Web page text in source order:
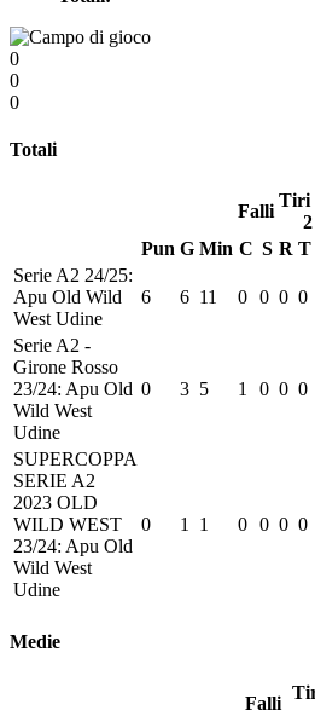
0
0
0
Totali
Falli
Tiri
2
Pun G Min C S R T
Serie A2 24/25:
Apu Old Wild
West Udine
6 6 11 0 0 0 0
Serie A2 -
Girone Rosso
23/24: Apu Old
Wild West
Udine
0 3 5 1 0 0 0
SUPERCOPPA
SERIE A2
2023 OLD
WILD WEST
23/24: Apu Old
Wild West
Udine
0 1 1 0 0 0 0
Medie
Falli